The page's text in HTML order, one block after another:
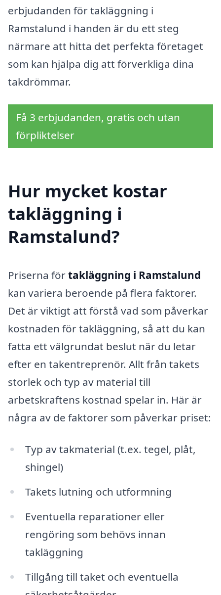
erbjudanden för takläggning i
Ramstalund i handen är du ett steg
närmare att hitta det perfekta företaget
som kan hjälpa dig att förverkliga dina
takdrömmar.
Få 3 erbjudanden, gratis och utan
förpliktelser
Hur mycket kostar
takläggning i
Ramstalund?
Priserna förtakläggning i Ramstalund
kan variera beroende på flera faktorer.
Det är viktigt att förstå vad som påverkar
kostnaden för takläggning, så att du kan
fatta ett välgrundat beslut när du letar
efter en takentreprenör. Allt från takets
storlek och typ av material till
arbetskraftens kostnad spelar in. Här är
några av de faktorer som påverkar priset:
Typ av takmaterial (t.ex. tegel, plåt,
shingel)
Takets lutning och utformning
Eventuella reparationer eller
rengöring som behövs innan
takläggning
Tillgång till taket och eventuella